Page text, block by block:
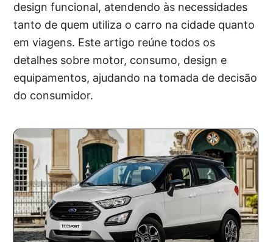
design funcional, atendendo às necessidades
tanto de quem utiliza o carro na cidade quanto
em viagens. Este artigo reúne todos os
detalhes sobre motor, consumo, design e
equipamentos, ajudando na tomada de decisão
do consumidor.